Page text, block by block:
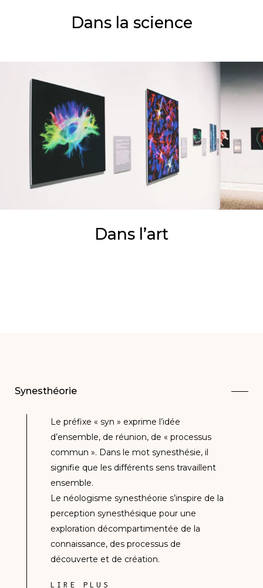
Dans la science
Dans l’art
Synesthéorie
Le préfixe « syn » exprime l’idée
d’ensemble, de réunion, de « processus
commun ». Dans le mot synesthésie, il
signifie que les différents sens travaillent
ensemble.
Le néologisme synesthéorie s’inspire de la
perception synesthésique pour une
exploration décompartimentée de la
connaissance, des processus de
découverte et de création.
LIRE PLUS